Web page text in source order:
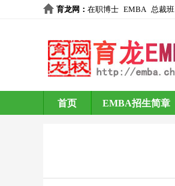
育龙网 ： 在职博士 EMBA 总裁班
首页 EMBA招生简章